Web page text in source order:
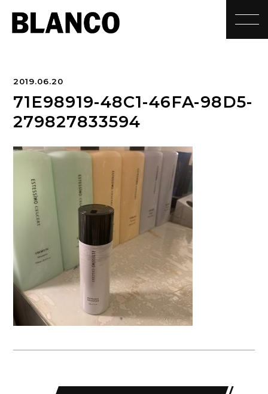
2019.06.20
71E98919-48C1-46FA-98D5-
279827833594